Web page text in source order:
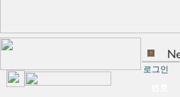
로그인